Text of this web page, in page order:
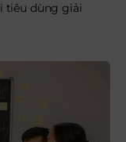
tiêu dùng giải